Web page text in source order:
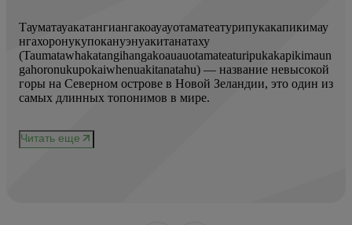
Тауматауакатангиангакоауауотаматеатурипукакапикимау
нгахоронукупокануэнуакитанатаху
(Taumatawhakatangihangakoauauotamateaturipukakapikimaun
gahoronukupokaiwhenuakitanatahu) — название невысокой
горы на Северном острове в Новой Зеландии, это один из
самых длинных топонимов в мире.
Читать еще